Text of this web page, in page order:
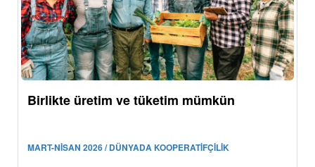
Birlikte üretim ve tüketim mümkün
MART-NİSAN 2026 / DÜNYADA KOOPERATİFÇİLİK